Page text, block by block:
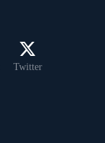
Twitter